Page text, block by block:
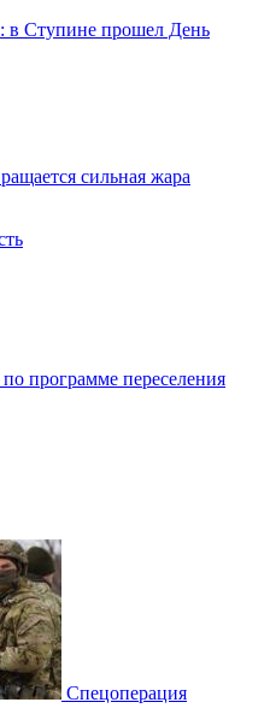
в Ступине прошел День
сильная жара
программе переселения
Спецоперация